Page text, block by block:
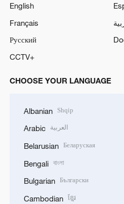
English
Français
Русский
CCTV+
CHOOSE YOUR LANGUAGE
Albanian Shqip
Arabic العربية
Belarusian Беларуская
Bengali বাংলা
Bulgarian Български
Cambodian ខ្មែរ